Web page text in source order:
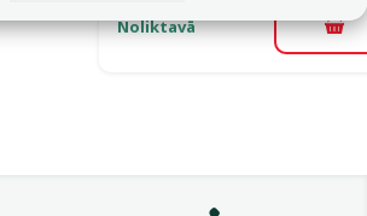
Noliktavā